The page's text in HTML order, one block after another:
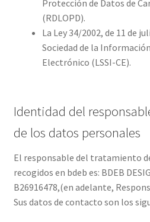
Protección de Datos de
(RDLOPD).
La Ley 34/2002, de 11 de
Sociedad de la
Electrónico (LSSI-CE).
Identidad del
de los datos personales
El responsable del tratamiento
recogidos en bdeb es: BDEB
B26916478,(en adelante,
Sus datos de contacto son los